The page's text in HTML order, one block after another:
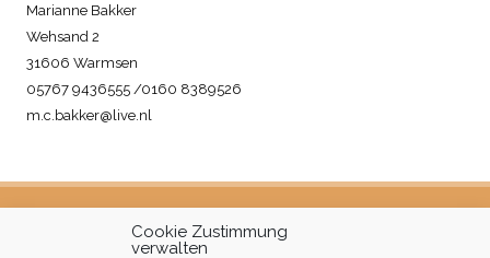
Cookie Zustimmung
verwalten
Marianne Bakker
Wehsand 2
31606 Warmsen
05767 9436555 /0160 8389526
m.c.bakker@live.nl